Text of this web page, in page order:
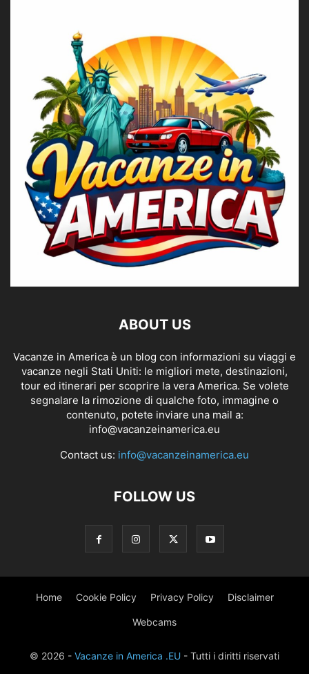
ABOUT US
Vacanze in America è un blog con informazioni su viaggi e
vacanze negli Stati Uniti: le migliori mete, destinazioni,
tour ed itinerari per scoprire la vera America. Se volete
segnalare la rimozione di qualche foto, immagine o
contenuto, potete inviare una mail a:
info@vacanzeinamerica.eu
Contact us: info@vacanzeinamerica.eu
FOLLOW US
Home Cookie Policy Privacy Policy Disclaimer
Webcams
© 2026 - Vacanze in America .EU - Tutti i diritti riservati